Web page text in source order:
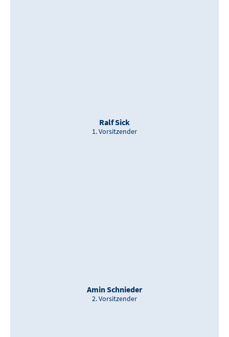
Ralf Sick
1. Vorsitzender
Amin Schnieder
2. Vorsitzender